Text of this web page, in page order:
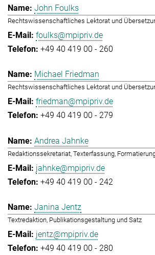
John Foulks
Rechtswissenschaftliches Lektorat und
foulks@mpipriv.de
+49 40 419 00 - 260
Michael Friedman
Rechtswissenschaftliches Lektorat und
friedman@mpipriv.de
+49 40 419 00 - 279
Andrea Jahnke
Redaktionssekretariat, Texterfassung,
jahnke@mpipriv.de
+49 40 419 00 - 242
Janina Jentz
Textredaktion, Publikationsgestaltung und Satz
jentz@mpipriv.de
+49 40 419 00 - 280